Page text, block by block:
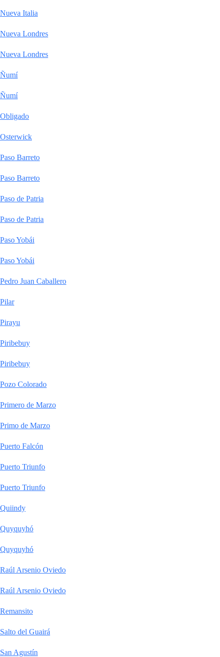
Nueva Italia
Nueva Londres
Nueva Londres
Ñumí
Ñumí
Obligado
Osterwick
Paso Barreto
Paso Barreto
Paso de Patria
Paso de Patria
Paso Yobái
Paso Yobái
Pedro Juan Caballero
Pilar
Pirayu
Piribebuy
Piribebuy
Pozo Colorado
Primero de Marzo
Primo de Marzo
Puerto Falcón
Puerto Triunfo
Puerto Triunfo
Quiindy
Quyquyhó
Quyquyhó
Raúl Arsenio Oviedo
Raúl Arsenio Oviedo
Remansito
Salto del Guairá
San Agustín